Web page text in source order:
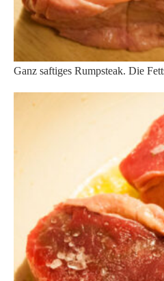
Ganz saftiges Rumpsteak. Die